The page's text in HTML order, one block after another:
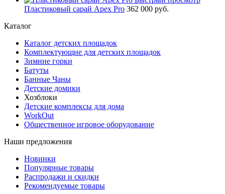
Пластиковый сарай Apex Pro 362 000 руб.
Каталог
Каталог детских площадок
Комплектующие для детских площадок
Зимние горки
Батуты
Банные Чаны
Детские домики
Хозблоки
Детские комплексы для дома
WorkOut
Общественное игровое оборудование
Наши предложения
Новинки
Популярные товары
Распродажи и скидки
Рекомендуемые товары